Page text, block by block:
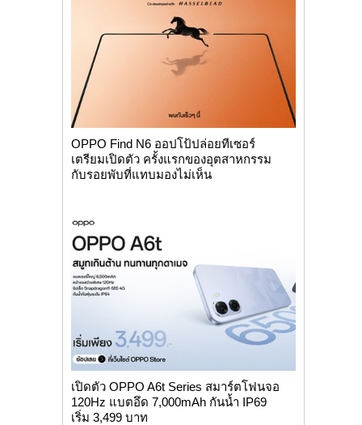
OPPO Find N6 ออปโป้ปล่อยทีเซอร์
เตรียมเปิดตัว ครั้งแรกของอุตสาหกรรม
กับรอยพับที่แทบมองไม่เห็น
เปิดตัว OPPO A6t Series สมาร์ตโฟนจอ
120Hz แบตอึด 7,000mAh กันน้ำ IP69
เริ่ม 3,499 บาท